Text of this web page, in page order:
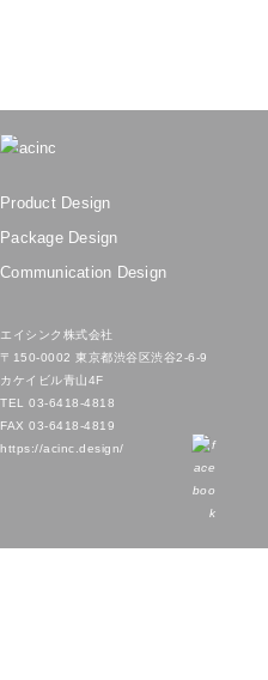
Product Design
Package Design
Communication Design
エイシンク株式会社
〒150-0002 東京都渋谷区渋谷2-6-9
カケイビル青山4F
TEL 03-6418-4818
FAX 03-6418-4819
https://acinc.design/